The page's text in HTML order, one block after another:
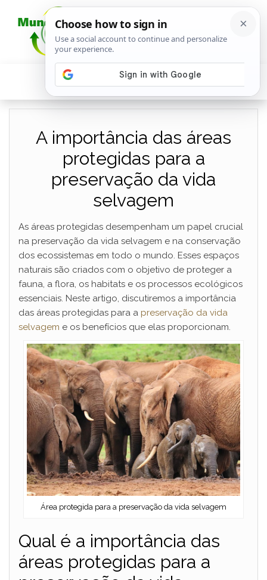
A importância das áreas
protegidas para a
preservação da vida
selvagem
As áreas protegidas desempenham um papel crucial
na preservação da vida selvagem e na conservação
dos ecossistemas em todo o mundo. Esses espaços
naturais são criados com o objetivo de proteger a
fauna, a flora, os habitats e os processos ecológicos
essenciais. Neste artigo, discutiremos a importância
das áreas protegidas para a preservação da vida
selvagem e os benefícios que elas proporcionam.
Área protegida para a preservação da vida selvagem
Qual é a importância das
áreas protegidas para a